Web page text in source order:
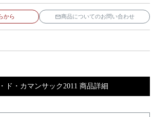
から 商品についてのお問い合わせ
ド・カマンサック2011 商品詳細